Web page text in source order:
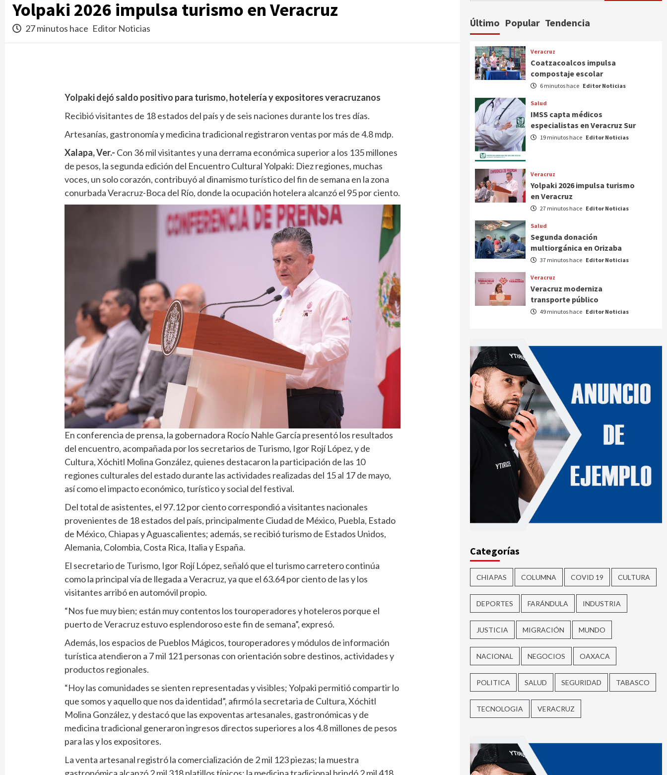
Yolpaki 2026 impulsa turismo en Veracruz
27 minutos hace Editor Noticias
Yolpaki dejó saldo positivo para turismo, hotelería y expositores veracruzanos
Recibió visitantes de 18 estados del país y de seis naciones durante los tres días.
Artesanías, gastronomía y medicina tradicional registraron ventas por más de 4.8 mdp.
Xalapa, Ver.- Con 36 mil visitantes y una derrama económica superior a los 135 millones
de pesos, la segunda edición del Encuentro Cultural Yolpaki: Diez regiones, muchas
voces, un solo corazón, contribuyó al dinamismo turístico del fin de semana en la zona
conurbada Veracruz-Boca del Río, donde la ocupación hotelera alcanzó el 95 por ciento.
En conferencia de prensa, la gobernadora Rocío Nahle García presentó los resultados
del encuentro, acompañada por los secretarios de Turismo, Igor Rojí López, y de
Cultura, Xóchitl Molina González, quienes destacaron la participación de las 10
regiones culturales del estado durante las actividades realizadas del 15 al 17 de mayo,
así como el impacto económico, turístico y social del festival.
Del total de asistentes, el 97.12 por ciento correspondió a visitantes nacionales
provenientes de 18 estados del país, principalmente Ciudad de México, Puebla, Estado
de México, Chiapas y Aguascalientes; además, se recibió turismo de Estados Unidos,
Alemania, Colombia, Costa Rica, Italia y España.
El secretario de Turismo, Igor Rojí López, señaló que el turismo carretero continúa
como la principal vía de llegada a Veracruz, ya que el 63.64 por ciento de las y los
visitantes arribó en automóvil propio.
“Nos fue muy bien; están muy contentos los touroperadores y hoteleros porque el
puerto de Veracruz estuvo esplendoroso este fin de semana”, expresó.
Además, los espacios de Pueblos Mágicos, touroperadores y módulos de información
turística atendieron a 7 mil 121 personas con orientación sobre destinos, actividades y
productos regionales.
“Hoy las comunidades se sienten representadas y visibles; Yolpaki permitió compartir lo
que somos y aquello que nos da identidad”, afirmó la secretaria de Cultura, Xóchitl
Molina González, y destacó que las expoventas artesanales, gastronómicas y de
medicina tradicional generaron ingresos directos superiores a los 4.8 millones de pesos
para las y los expositores.
La venta artesanal registró la comercialización de 2 mil 123 piezas; la muestra
Último Popular Tendencia
Veracruz
Coatzacoalcos impulsa
compostaje escolar
6 minutos hace Editor Noticias
Salud
IMSS capta médicos
especialistas en Veracruz Sur
19 minutos hace Editor Noticias
Veracruz
Yolpaki 2026 impulsa turismo
en Veracruz
27 minutos hace Editor Noticias
Salud
Segunda donación
multiorgánica en Orizaba
37 minutos hace Editor Noticias
Veracruz
Veracruz moderniza
transporte público
49 minutos hace Editor Noticias
Categorías
CHIAPAS COLUMNA COVID 19 CULTURA
DEPORTES FARÁNDULA INDUSTRIA
JUSTICIA MIGRACIÓN MUNDO
NACIONAL NEGOCIOS OAXACA
POLITICA SALUD SEGURIDAD TABASCO
TECNOLOGIA VERACRUZ